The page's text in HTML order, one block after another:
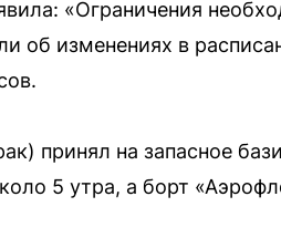
«Ограничения
об изменениях в
принял на запасное
5 утра, а борт